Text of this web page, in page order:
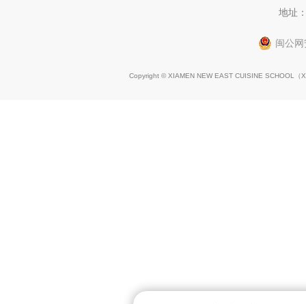
地址
闽公
Copyright © XIAMEN NEW EAST CUISINE SCHOOL（